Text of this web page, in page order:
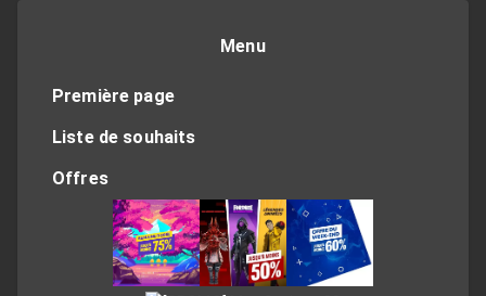
Menu
Première page
Liste de souhaits
Offres